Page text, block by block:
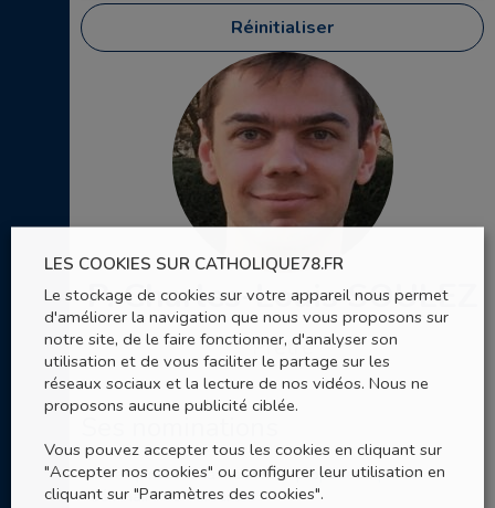
Réinitialiser
P. Charles-Louis SOULEZ
Prêtre
Père spirituel à la maison de propédeutique du
séminaire de Versailles
LES COOKIES SUR CATHOLIQUE78.FR
Le stockage de cookies sur votre appareil nous permet
d'améliorer la navigation que nous vous proposons sur
notre site, de le faire fonctionner, d'analyser son
utilisation et de vous faciliter le partage sur les
réseaux sociaux et la lecture de nos vidéos. Nous ne
proposons aucune publicité ciblée.
Vous pouvez accepter tous les cookies en cliquant sur
"Accepter nos cookies" ou configurer leur utilisation en
cliquant sur "Paramètres des cookies".